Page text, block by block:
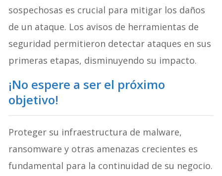
sospechosas es crucial para mitigar los daños
de un ataque. Los avisos de herramientas de
seguridad permitieron detectar ataques en sus
primeras etapas, disminuyendo su impacto.
¡No espere a ser el próximo
objetivo!
Proteger su infraestructura de malware,
ransomware y otras amenazas crecientes es
fundamental para la continuidad de su negocio.